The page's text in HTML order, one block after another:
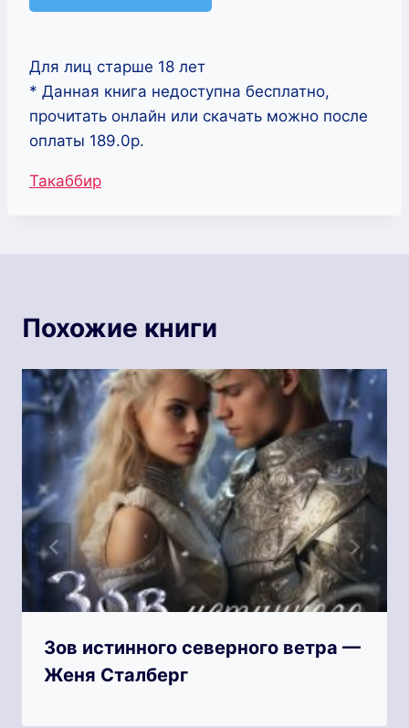
Для лиц старше 18 лет
* Данная книга недоступна бесплатно,
прочитать онлайн или скачать можно после
оплаты 189.0р.
Метки
Такаббир
Похожие книги
Зов истинного северного ветра —
Женя Сталберг